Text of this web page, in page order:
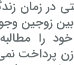
در زمان
زوجین
را
پرداخت